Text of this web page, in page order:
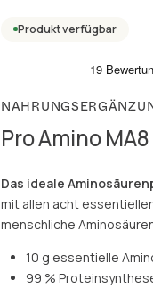
Produkt verfügbar
Pro Amino MA8
Das ideale
mit allen acht
menschliche
10 g essentielle
99 %